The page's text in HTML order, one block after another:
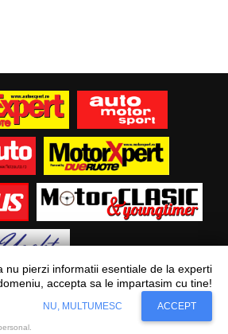
Toate drepturile rezervate.
JuridicFinanciarAnalize De Piață Transporturi
cookies. Ce inseamna
Accept
nu pierzi informatii esentiale de la experti
accepta sa le impartasim cu tine!
NU, MULTUMESC ACCEPT